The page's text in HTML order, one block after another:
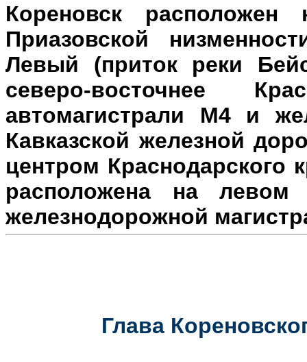
Кореновск
Приазовской
Левый (приток реки
северо-восточнее
автомагистрали М4 и
Кавказской железной
центром Краснодарского
расположена на левом
железнодорожной
Глава